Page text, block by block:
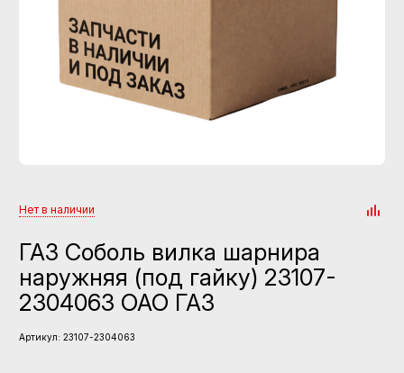
Нет в наличии
ГАЗ Соболь вилка шарнира
наружняя (под гайку) 23107-
2304063 ОАО ГАЗ
Артикул: 23107-2304063